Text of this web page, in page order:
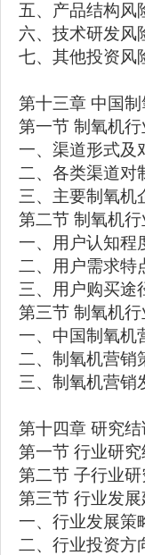
五、产品结构风
六、技术研发风
七、其他投资风
第十三章 中国
第一节 制氧机
一、渠道形式及
二、各类渠道对
三、主要制氧机
第二节 制氧机
一、用户认知程
二、用户需求特
三、用户购买途
第三节 制氧机
一、中国制氧机
二、制氧机营销
三、制氧机营销
第十四章 研究
第一节 行业研
第二节 子行业
第三节 行业发展
一、行业发展策
二、行业投资方